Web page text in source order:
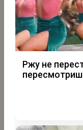
Ржу не